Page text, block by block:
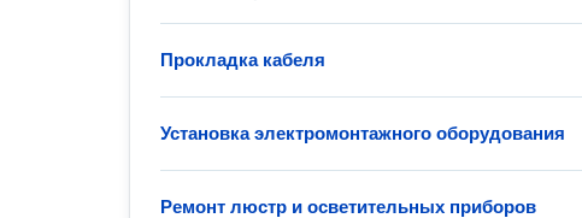
Прокладка кабеля
Установка электромонтажного оборудования
Ремонт люстр и осветительных приборов